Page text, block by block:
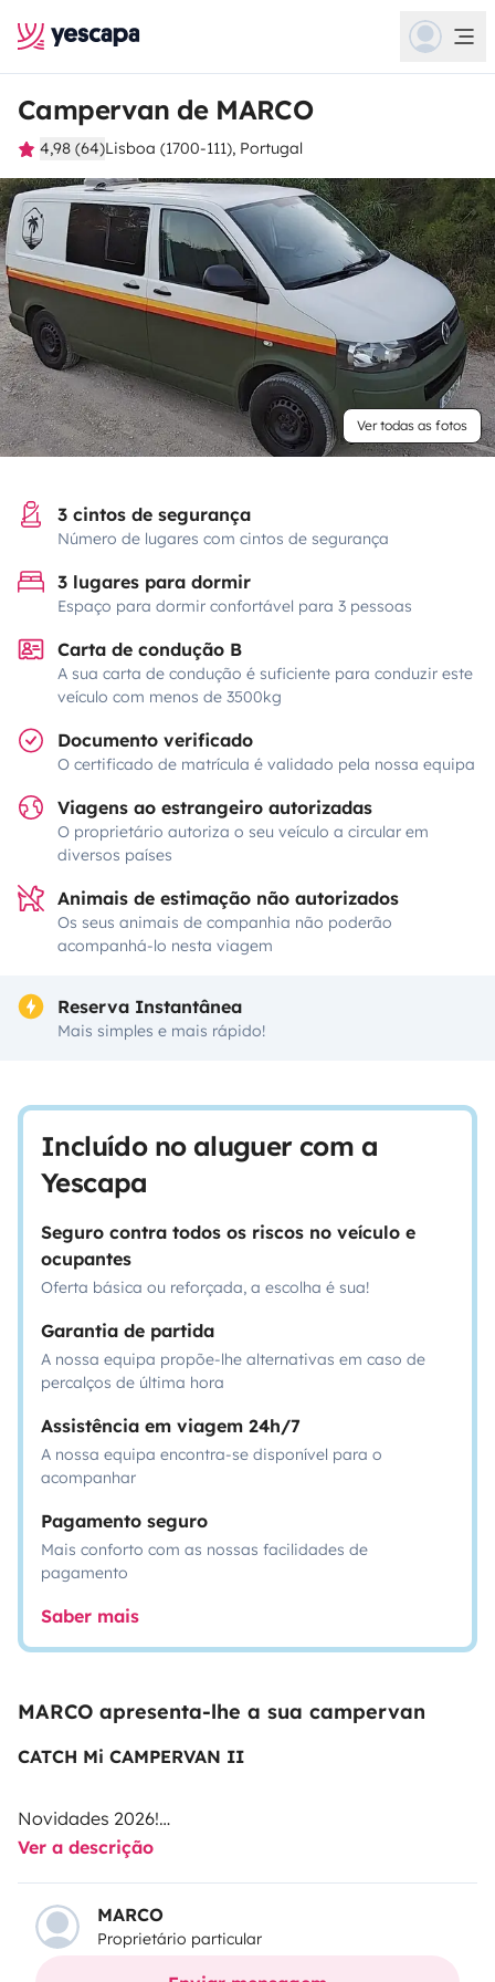
Campervan de MARCO
4,98 (64)Lisboa (1700-111), Portugal
Ver todas as fotos
3 cintos de segurança
Número de lugares com cintos de segurança
3 lugares para dormir
Espaço para dormir confortável para 3 pessoas
Carta de condução B
A sua carta de condução é suficiente para conduzir este
veículo com menos de 3500kg
Documento verificado
O certificado de matrícula é validado pela nossa equipa
Viagens ao estrangeiro autorizadas
O proprietário autoriza o seu veículo a circular em
diversos países
Animais de estimação não autorizados
Os seus animais de companhia não poderão
acompanhá-lo nesta viagem
Reserva Instantânea
Mais simples e mais rápido!
Incluído no aluguer com a
Yescapa
Seguro contra todos os riscos no veículo e
ocupantes
Oferta básica ou reforçada, a escolha é sua!
Garantia de partida
A nossa equipa propõe-lhe alternativas em caso de
percalços de última hora
Assistência em viagem 24h/7
A nossa equipa encontra-se disponível para o
acompanhar
Pagamento seguro
Mais conforto com as nossas facilidades de
pagamento
Saber mais
MARCO apresenta-lhe a sua campervan
CATCH Mi CAMPERVAN II
Novidades 2026!
Desconto até 10%!
(5% para reservas de 7 ou mais dias)
(5% para reservas com 5 meses de antecedência da
Ver a descrição
MARCO
Proprietário particular